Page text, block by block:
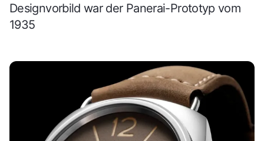
Designvorbild war der Panerai-Prototyp vom
1935